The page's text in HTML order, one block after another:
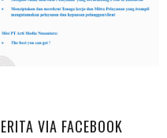
VIA FACEBOOK